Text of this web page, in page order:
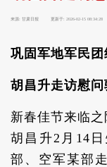
来源: 甘肃日报 更新于: 2026-02-15 08:34:28
巩固军地军民
胡昌升走访慰
新春佳节来临
胡昌升2月14
部、空军某部